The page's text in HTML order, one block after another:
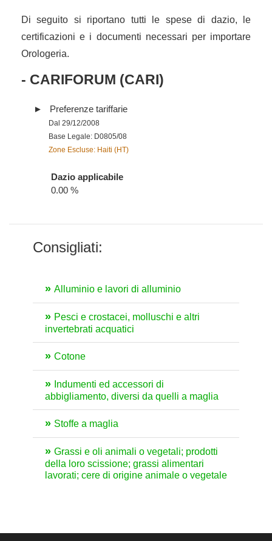
Di seguito si riportano tutti le spese di dazio, le
certificazioni e i documenti necessari per importare
Orologeria.
- CARIFORUM (CARI)
Preferenze tariffarie
Dal 29/12/2008
Base Legale: D0805/08
Zone Escluse: Haiti (HT)
Dazio applicabile
0.00 %
Consigliati:
Alluminio e lavori di alluminio
Pesci e crostacei, molluschi e altri
invertebrati acquatici
Cotone
Indumenti ed accessori di
abbigliamento, diversi da quelli a maglia
Stoffe a maglia
Grassi e oli animali o vegetali; prodotti
della loro scissione; grassi alimentari
lavorati; cere di origine animale o vegetale